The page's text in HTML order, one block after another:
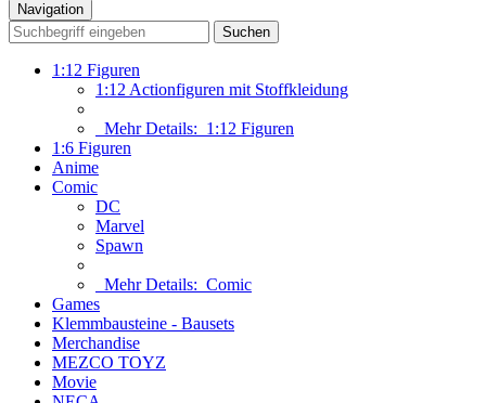
Navigation
Suchen
1:12 Figuren
1:12 Actionfiguren mit Stoffkleidung
Mehr Details: 1:12 Figuren
1:6 Figuren
Anime
Comic
DC
Marvel
Spawn
Mehr Details: Comic
Games
Klemmbausteine - Bausets
Merchandise
MEZCO TOYZ
Movie